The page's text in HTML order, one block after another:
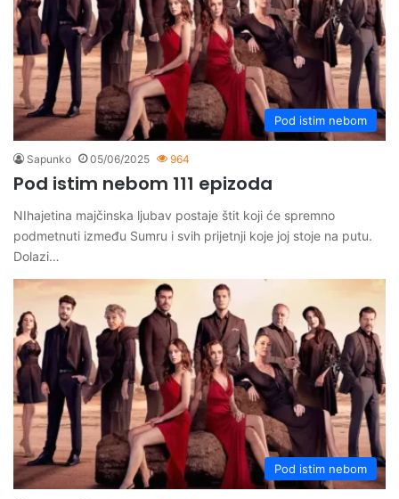
Pod istim nebom
Sapunko 05/06/2025 964
Pod istim nebom 111 epizoda
NIhajetina majčinska ljubav postaje štit koji će spremno
podmetnuti između Sumru i svih prijetnji koje joj stoje na putu.
Dolazi…
Pod istim nebom